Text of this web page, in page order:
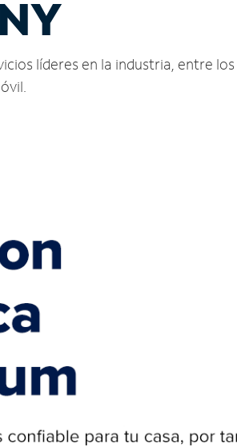
líderes en la industria, entre